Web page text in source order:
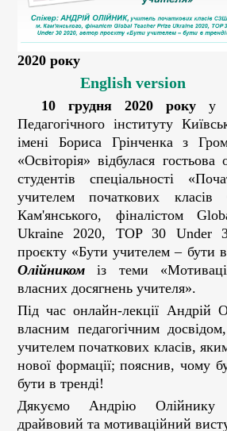
2020 року
English version
10 грудня 2020 року у
Педагогічного інституту
імені Бориса Грінченка з
«Освіторія» відбулася гостьова
студентів спеціальності
учителем початкових
Кам'янського, фіналістом
Ukraine 2020, TOP 30 Under
проєкту «Бути учителем – бути
Олійником із теми
власних досягнень учителя».
Під час онлайн-лекції Андрій
власним педагогічним
учителем початкових класів,
нової формації; пояснив, чому
бути в тренді!
Дякуємо Андрію Олійнику
драйвовий та мотиваційний